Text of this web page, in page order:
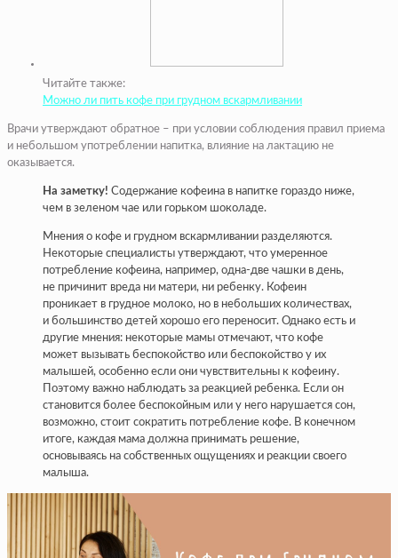
Читайте также:
Можно ли пить кофе при грудном вскармливании
Врачи утверждают обратное – при условии соблюдения правил приема
и небольшом употреблении напитка, влияние на лактацию не
оказывается.
На заметку! Содержание кофеина в напитке гораздо ниже,
чем в зеленом чае или горьком шоколаде.
Мнения о кофе и грудном вскармливании разделяются.
Некоторые специалисты утверждают, что умеренное
потребление кофеина, например, одна-две чашки в день,
не причинит вреда ни матери, ни ребенку. Кофеин
проникает в грудное молоко, но в небольших количествах,
и большинство детей хорошо его переносит. Однако есть и
другие мнения: некоторые мамы отмечают, что кофе
может вызывать беспокойство или беспокойство у их
малышей, особенно если они чувствительны к кофеину.
Поэтому важно наблюдать за реакцией ребенка. Если он
становится более беспокойным или у него нарушается сон,
возможно, стоит сократить потребление кофе. В конечном
итоге, каждая мама должна принимать решение,
основываясь на собственных ощущениях и реакции своего
малыша.